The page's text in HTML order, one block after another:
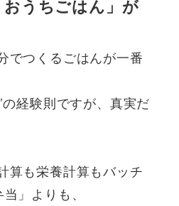
うちごはん」が
でつくるごはんが一番
の経験則ですが、真実だ
算も栄養計算もバッチ
」よりも、